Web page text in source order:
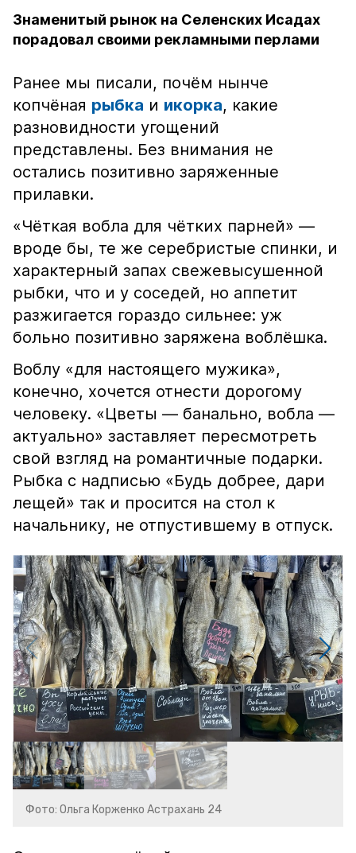
Знаменитый рынок на Селенских Исадах
порадовал своими рекламными перлами
Ранее мы писали, почём нынче
копчёная рыбка и икорка, какие
разновидности угощений
представлены. Без внимания не
остались позитивно заряженные
прилавки.
«Чёткая вобла для чётких парней» —
вроде бы, те же серебристые спинки, и
характерный запах свежевысушенной
рыбки, что и у соседей, но аппетит
разжигается гораздо сильнее: уж
больно позитивно заряжена воблёшка.
Воблу «для настоящего мужика»,
конечно, хочется отнести дорогому
человеку. «Цветы — банально, вобла —
актуально» заставляет пересмотреть
свой взгляд на романтичные подарки.
Рыбка с надписью «Будь добрее, дари
лещей» так и просится на стол к
начальнику, не отпустившему в отпуск.
Фото: Ольга Корженко Астрахань 24